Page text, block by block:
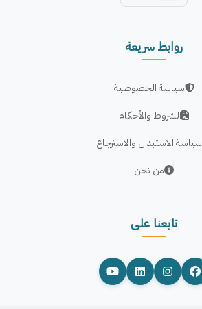
روابط سريعة
سياسة الخصوصية
الشروط والأحكام
سياسة الاستبدال والاسترجاع
من نحن
تابعنا على